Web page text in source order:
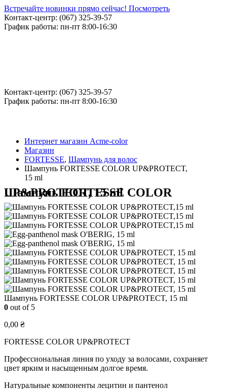
Встречайте новинки прямо сейчас! Посмотреть
Контакт-центр: (067) 325-39-57
График работы: пн-пт 8:00-16:30
Контакт-центр: (067) 325-39-57
График работы: пн-пт 8:00-16:30
Интернет магазин Acme-color
Магазин
FORTESSE, Шампунь для волос
Шампунь FORTESSE COLOR UP&PROTECT,
15 ml
Шампунь FORTESSE COLOR UP&PROTECT, 15 ml
Шампунь FORTESSE COLOR UP&PROTECT, 15 ml
0 out of 5
0,00 ₴
FORTESSE COLOR UP&PROTECT
Профессиональная линия по уходу за волосами, сохраняет
цвет ярким и насыщенным долгое время.
Натуральные компоненты лецитин и пантенол